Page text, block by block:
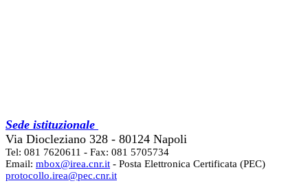
Sede istituzionale
Via Diocleziano 328 - 80124 Napoli
Tel: 081 7620611 - Fax: 081 5705734
Email: mbox@irea.cnr.it - Posta Elettronica Certificata (PEC)
protocollo.irea@pec.cnr.it